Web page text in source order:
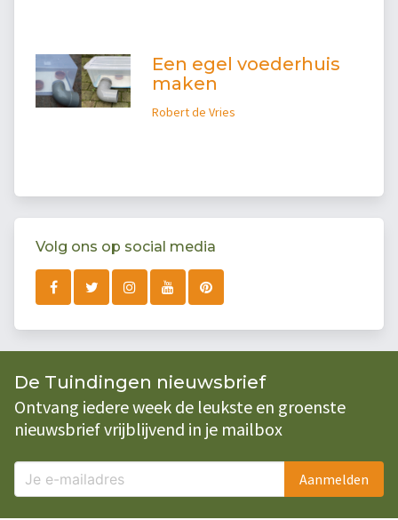
Een egel voederhuis
maken
Robert de Vries
Volg ons op social media
De Tuindingen nieuwsbrief
Ontvang iedere week de leukste en groenste
nieuwsbrief vrijblijvend in je mailbox
Aanmelden